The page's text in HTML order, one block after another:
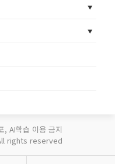
, AI학습 이용 금지
rights reserved